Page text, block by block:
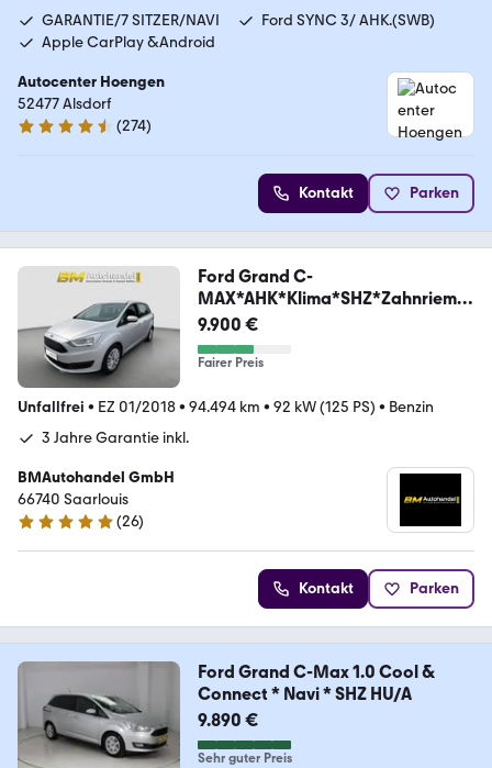
GARANTIE/7 SITZER/NAVI
Ford SYNC 3/ AHK.(SWB)
Apple CarPlay &Android
Autocenter Hoengen
52477 Alsdorf
4.5 Sterne
(274)
Kontakt Parken
Ford Grand C-
MAX*AHK*Klima*SHZ*Zahnrieme
n NEU*
9.900 €
Fairer Preis
Unfallfrei • EZ 01/2018• 94.494 km • 92 kW (125 PS) • Benzin
3 Jahre Garantie inkl.
BMAutohandel GmbH
66740 Saarlouis
4.9 Sterne
(26)
Kontakt Parken
Ford Grand C-Max 1.0 Cool &
Connect * Navi * SHZ HU/A
9.890 €
Sehr guter Preis